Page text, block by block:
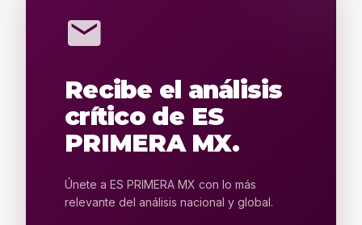
mail
Recibe el análisis
crítico de ES
PRIMERA MX.
Únete a ES PRIMERA MX con lo más
relevante del análisis nacional y global.